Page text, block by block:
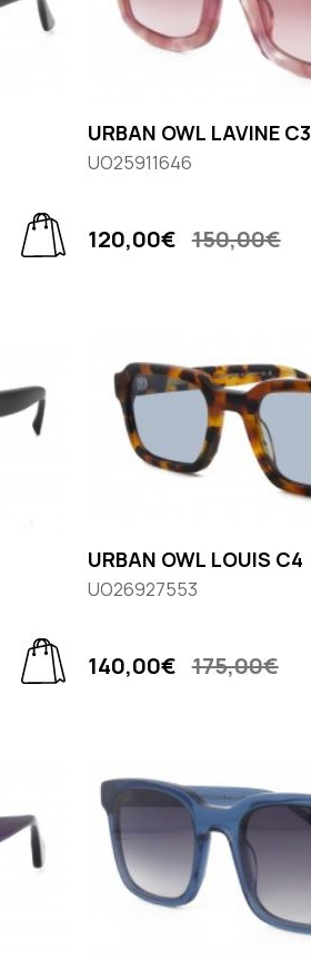
URBAN OWL LAVINE C3
UO25911646
120,00€ 150,00€
URBAN OWL LOUIS C4
UO26927553
140,00€ 175,00€